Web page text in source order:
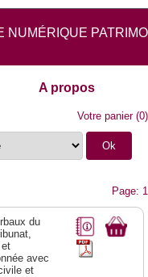
NUMÉRIQUE
A propos
Votre panier(0)
Page: 1
du
avec
et